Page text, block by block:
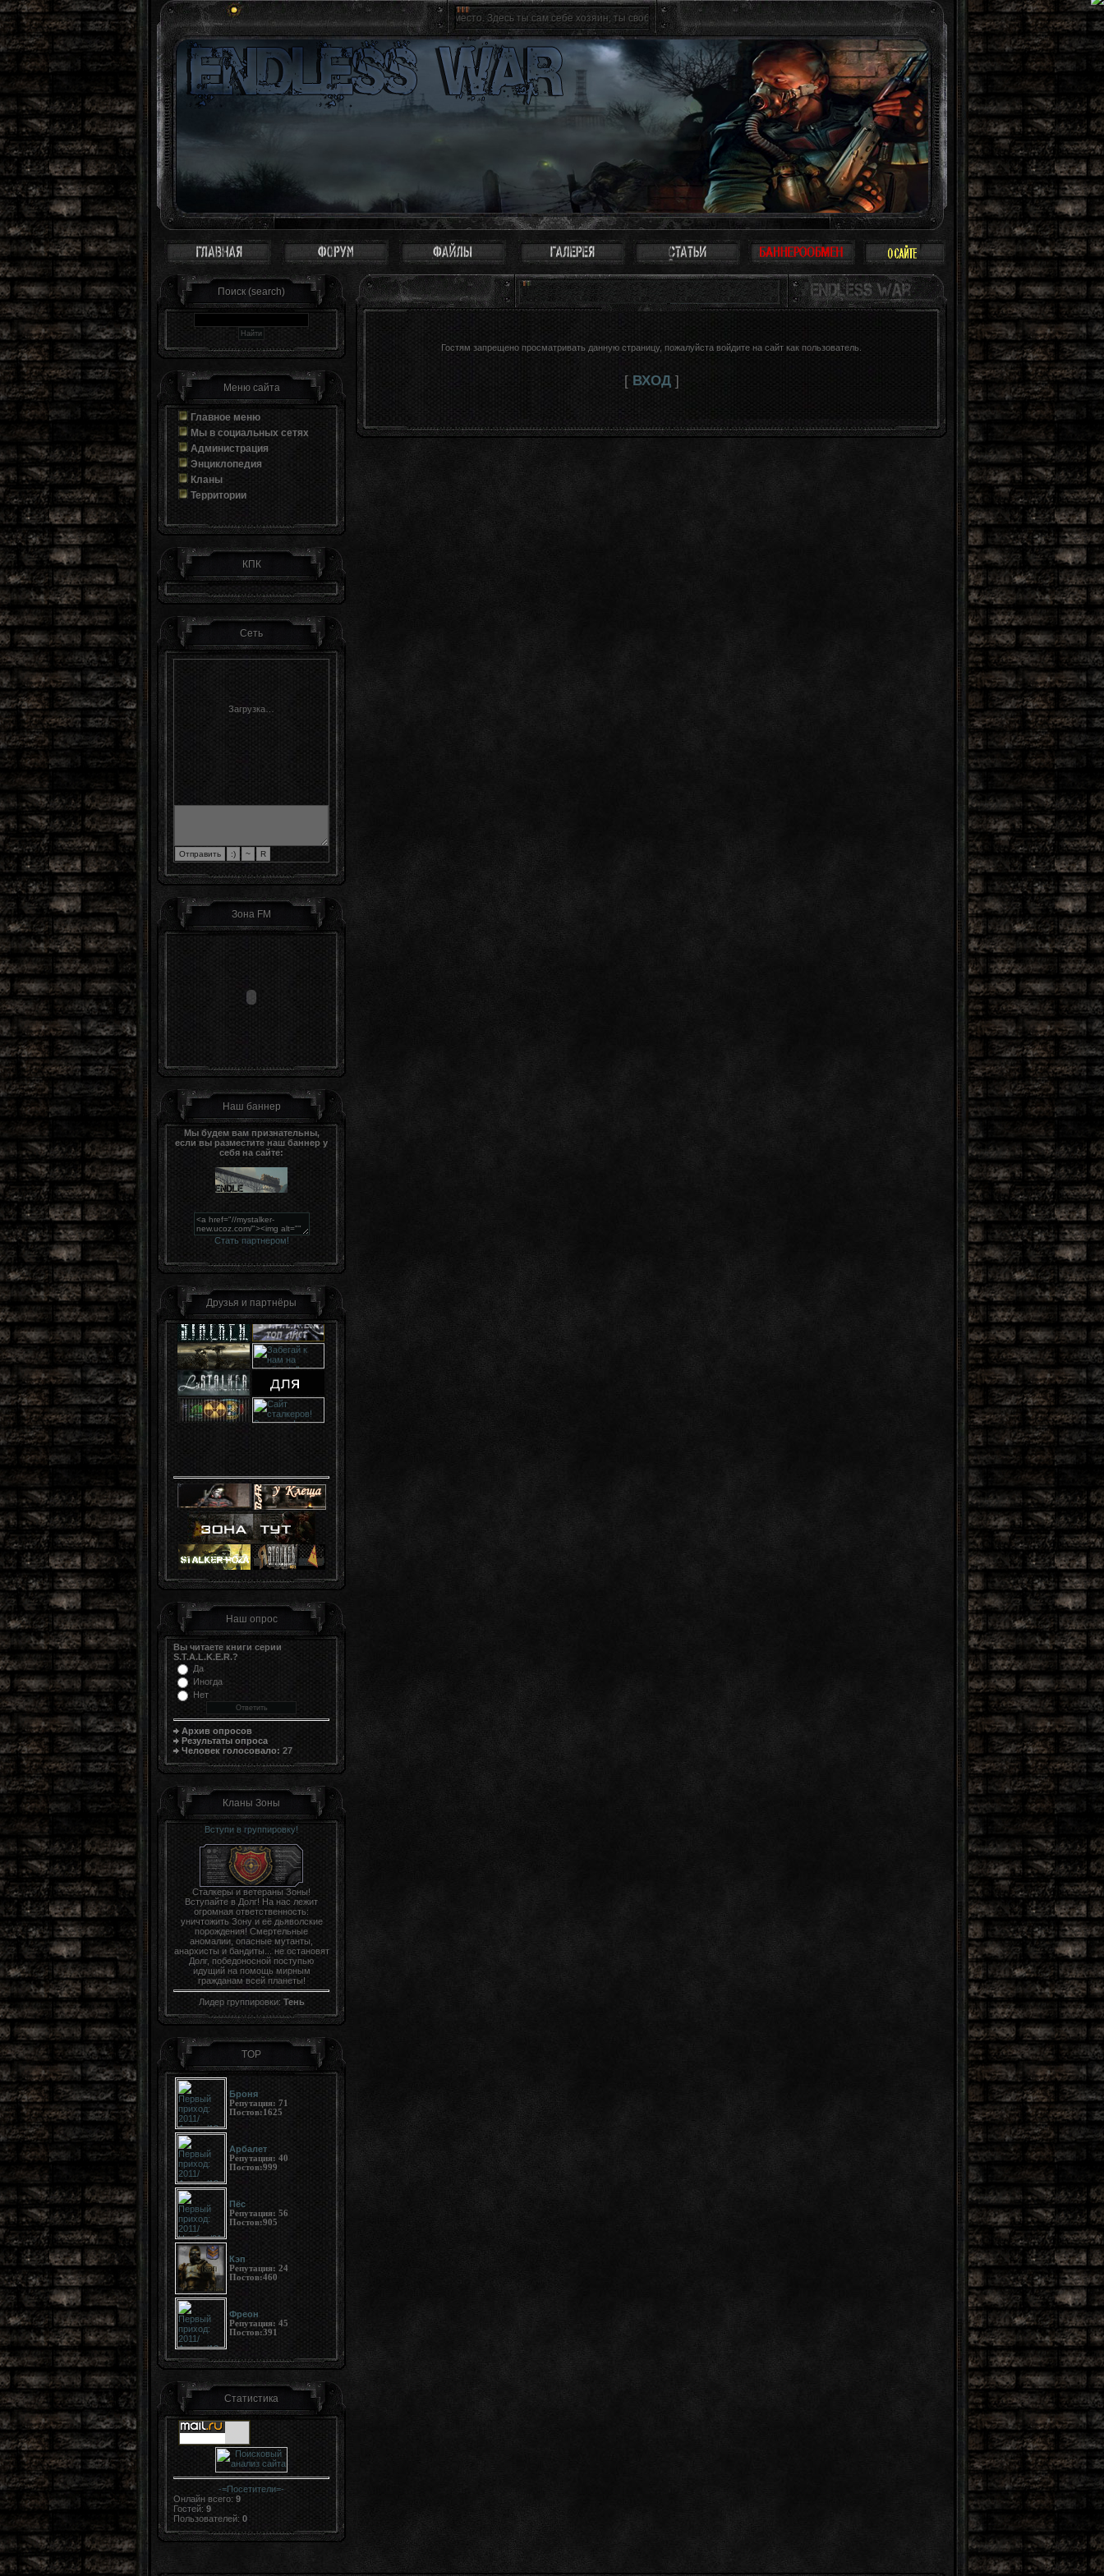
Зона - это святое место. Здесь ты сам себе хозяин, ты свободен как птица. Можно не воспринимать Зону всерьез, многие так и поступают: просто прогулка,
Поиск (search)
Меню сайта
Главное меню
Мы в социальных сетях
Администрация
Энциклопедия
Кланы
Территории
КПК
Сеть
Загрузка…
Зона FM
Наш баннер
Мы будем вам признательны,
если вы разместите наш баннер у
себя на сайте:
Стать партнером!
Друзья и партнёры
Наш опрос
Вы читаете книги серии
S.T.A.L.K.E.R.?
Да
Иногда
Нет
Архив опросов
Результаты опроса
Человек голосовало: 27
Кланы Зоны
Вступи в группировку!
Сталкеры и ветераны Зоны!
Вступайте в Долг! На нас лежит
огромная ответственность:
уничтожить Зону и её дьяволские
порождения! Смертельные
аномалии, опасные мутанты,
анархисты и бандиты... не остановят
Долг, победоносной поступью
идущий на помощь мирным
гражданам всей планеты!
Лидер группировки: Тень
TOP
Броня
Репутация: 71
Постов:1625
Арбалет
Репутация: 40
Постов:999
Пёс
Репутация: 56
Постов:905
Кэп
Репутация: 24
Постов:460
Фреон
Репутация: 45
Постов:391
Статистика
-=Посетители=-
Онлайн всего: 9
Гостей: 9
Пользователей: 0
Гостям запрещено просматривать данную страницу, пожалуйста войдите на сайт как пользователь.
[ ВХОД]